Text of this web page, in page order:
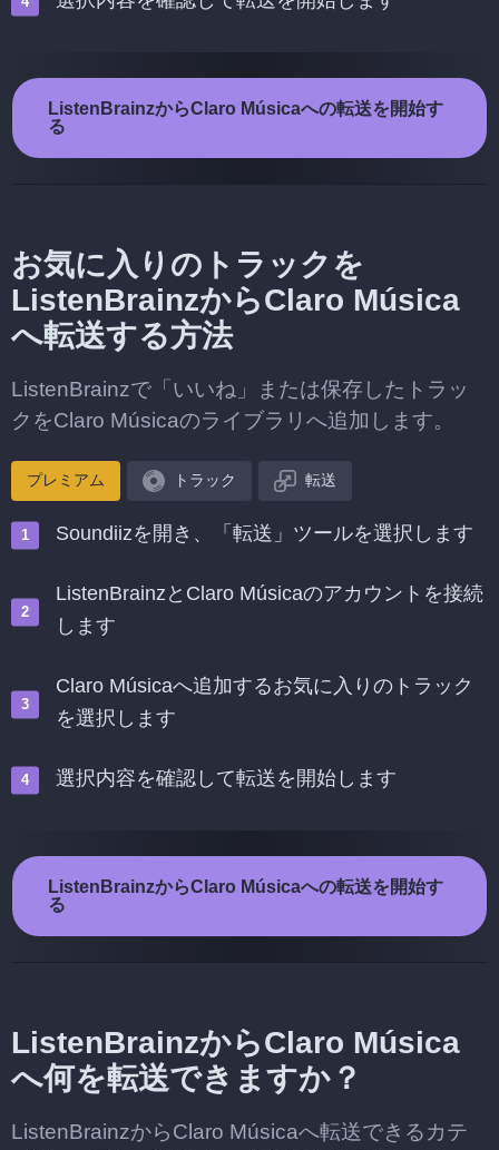
ListenBrainzからClaro Músicaへの転送を開始す
る
お気に入りのトラックを
ListenBrainzからClaro Música
へ転送する方法
ListenBrainzで「いいね」または保存したトラッ
クをClaro Músicaのライブラリへ追加します。
プレミアム トラック 転送
Soundiizを開き、「転送」ツールを選択します
ListenBrainzとClaro Músicaのアカウントを接続
します
Claro Músicaへ追加するお気に入りのトラック
を選択します
選択内容を確認して転送を開始します
ListenBrainzからClaro Músicaへの転送を開始す
る
ListenBrainzからClaro Música
へ何を転送できますか？
ListenBrainzからClaro Músicaへ転送できるカテ